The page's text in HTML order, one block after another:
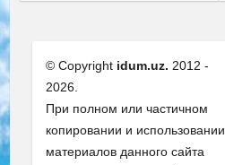
© Copyright idum.uz. 2012 -
2026.
При полном или частичном
копировании и использовании
материалов данного сайта